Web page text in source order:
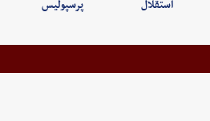
استقلال پرسپولیس